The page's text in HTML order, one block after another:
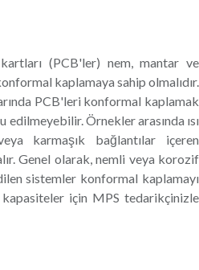
(PCB'ler) nem, mantar ve
kaplamaya sahip olmalıdır.
PCB'leri konformal kaplamak
Örnekler arasında ısı
karmaşık bağlantılar içeren
Genel olarak, nemli veya korozif
sistemler konformal kaplamayı
için MPS tedarikçinizle